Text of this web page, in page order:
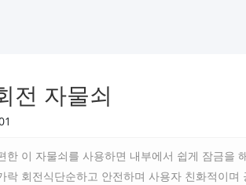
전 자물쇠
한 이 자물쇠를 사용하면 내부에서 쉽게 잠금을
락 회전식단순하고 안전하며 사용자 친화적이